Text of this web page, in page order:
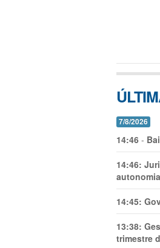
7/8/2026
14:46 -
14:46:
14:45:
13:38:
trimestre